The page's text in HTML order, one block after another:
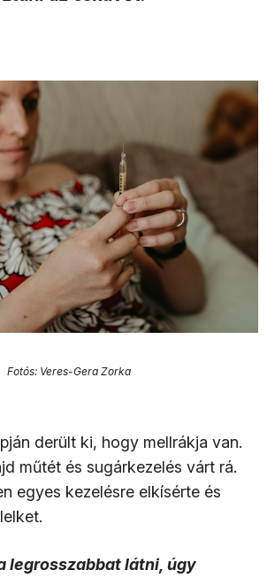
Fotós: Veres-Gera Zorka
derült ki, hogy mellrákja van.
műtét és sugárkezelés várt rá.
egyes kezelésre elkísérte és
legrosszabbat látni, úgy